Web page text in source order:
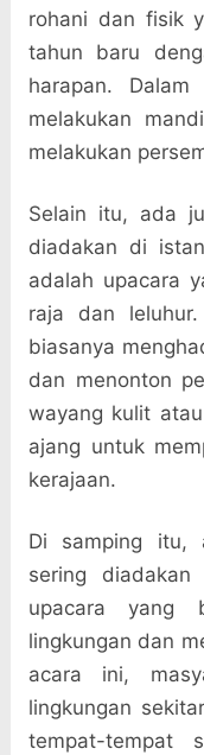
rohani dan fisik
tahun baru
harapan.
melakukan
melakukan
Selain itu, ada
diadakan di
adalah upacara
raja dan
biasanya
dan menonton
wayang kulit
ajang untuk
kerajaan.
Di samping itu,
sering
upacara yang
lingkungan dan
acara ini,
lingkungan
tempat-tempat